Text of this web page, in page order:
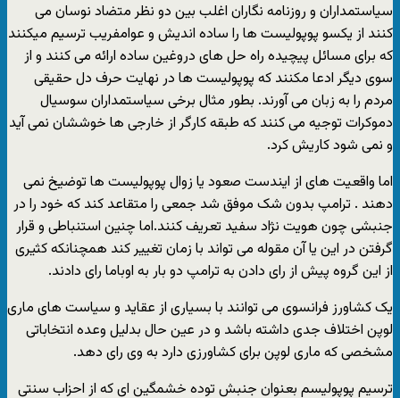
سیاستمداران و روزنامه نگاران اغلب بین دو نظر متضاد نوسان می
کنند از یکسو پوپولیست ها را ساده اندیش و عوامفریب ترسیم میکنند
که برای مسائل پیچیده راه حل های دروغین ساده ارائه می کنند و از
سوی دیگر ادعا مکنند که پوپولیست ها در نهایت حرف دل حقیقی
مردم را به زبان می آورند. بطور مثال برخی سیاستمداران سوسیال
دموکرات توجیه می کنند که طبقه کارگر از خارجی ها خوششان نمی آید
و نمی شود کاریش کرد.
اما واقعیت های از ایندست صعود یا زوال پوپولیست ها توضیخ نمی
دهند . ترامپ بدون شک موفق شد جمعی را متقاعد کند که خود را در
جنبشی چون هویت نژاد سفید تعریف کنند.اما چنین استنباطی و قرار
گرفتن در این یا آن مقوله می تواند با زمان تغییر کند همچنانکه کثیری
از این گروه پیش از رای دادن به ترامپ دو بار به اوباما رای دادند.
یک کشاورز فرانسوی می توانند با بسیاری از عقاید و سیاست های ماری
لوپن اختلاف جدی داشته باشد و در عین حال بدلیل وعده انتخاباتی
مشخصی که ماری لوپن برای کشاورزی دارد به وی رای دهد.
ترسیم پوپولیسم بعنوان جنبش توده خشمگین ای که از احزاب سنتی